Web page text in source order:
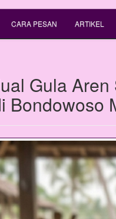
CARA PESAN ARTIKEL
Gula
Bondowoso